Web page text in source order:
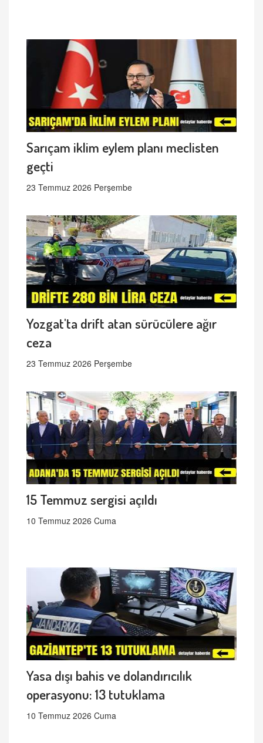
Sarıçam iklim eylem planı meclisten
geçti
23 Temmuz 2026 Perşembe
Yozgat'ta drift atan sürücülere ağır
ceza
23 Temmuz 2026 Perşembe
15 Temmuz sergisi açıldı
10 Temmuz 2026 Cuma
Yasa dışı bahis ve dolandırıcılık
operasyonu: 13 tutuklama
10 Temmuz 2026 Cuma